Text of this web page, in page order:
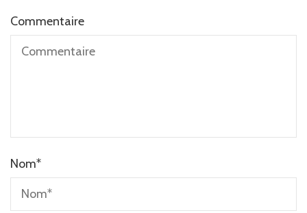
Commentaire
Nom*